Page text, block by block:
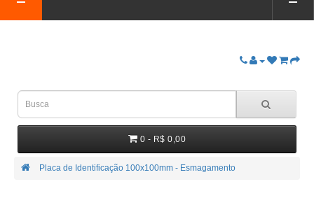
0 - R$ 0,00
Placa de Identificação 100x100mm - Esmagamento